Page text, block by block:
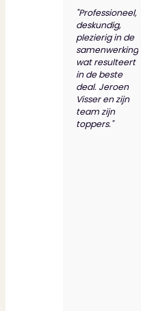
"Professioneel,
deskundig,
plezierig in de
samenwerking
wat resulteert
in de beste
deal. Jeroen
Visser en zijn
team zijn
toppers."